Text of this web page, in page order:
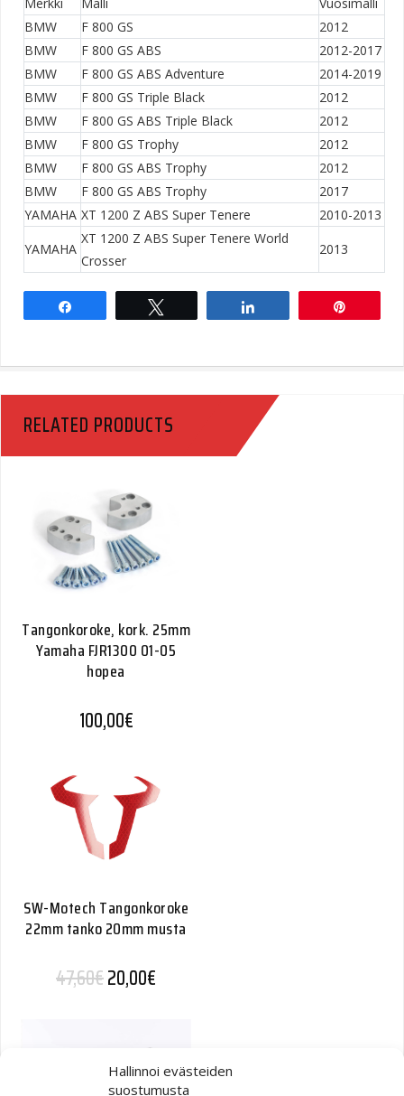
Hallinnoi evästeiden
suostumusta
BMW
F 800 GS
2012
BMW
F 800 GS ABS
2012-2017
BMW
F 800 GS ABS Adventure
2014-2019
BMW
F 800 GS Triple Black
2012
BMW
F 800 GS ABS Triple Black
2012
BMW
F 800 GS Trophy
2012
BMW
F 800 GS ABS Trophy
2012
BMW
F 800 GS ABS Trophy
2017
YAMAHA XT 1200 Z ABS Super Tenere
2010-2013
YAMAHA
XT 1200 Z ABS Super Tenere World
Crosser
2013
RELATED PRODUCTS
Tangonkoroke, kork. 25mm
Yamaha FJR1300 01-05
hopea
100,00€
SW-Motech Tangonkoroke
22mm tanko 20mm musta
47,60€Alkuperäinen hinta oli: 47,60€.
20,00€